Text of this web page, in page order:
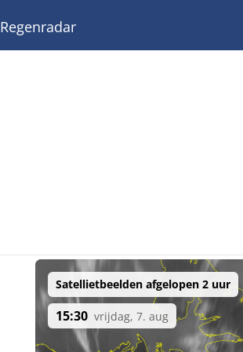
Regenradar
Satellietbeelden afgelopen 2 uur
15:30 vrijdag, 7. aug